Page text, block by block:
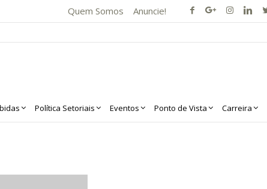
Quem Somos Anuncie!
Política Setoriais Eventos Ponto de Vista Carreira